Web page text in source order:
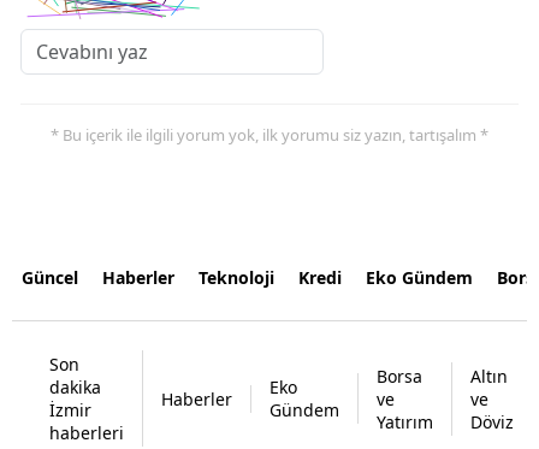
* Bu içerik ile ilgili yorum yok, ilk yorumu siz yazın, tartışalım *
Güncel Haberler Teknoloji Kredi Eko Gündem
Son
dakika
İzmir
haberleri
Haberler
Eko
Gündem
Borsa
ve
Yatırım
Altın
ve
Döviz